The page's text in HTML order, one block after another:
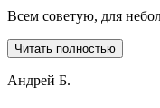
Всем советую, для
Читать полностью
Андрей Б.